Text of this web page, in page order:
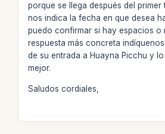
porque se llega después del primer
nos indica la fecha en que desea
puedo confirmar si hay espacios o
respuesta más concreta
de su entrada a Huayna Picchu y
mejor.
Saludos cordiales,